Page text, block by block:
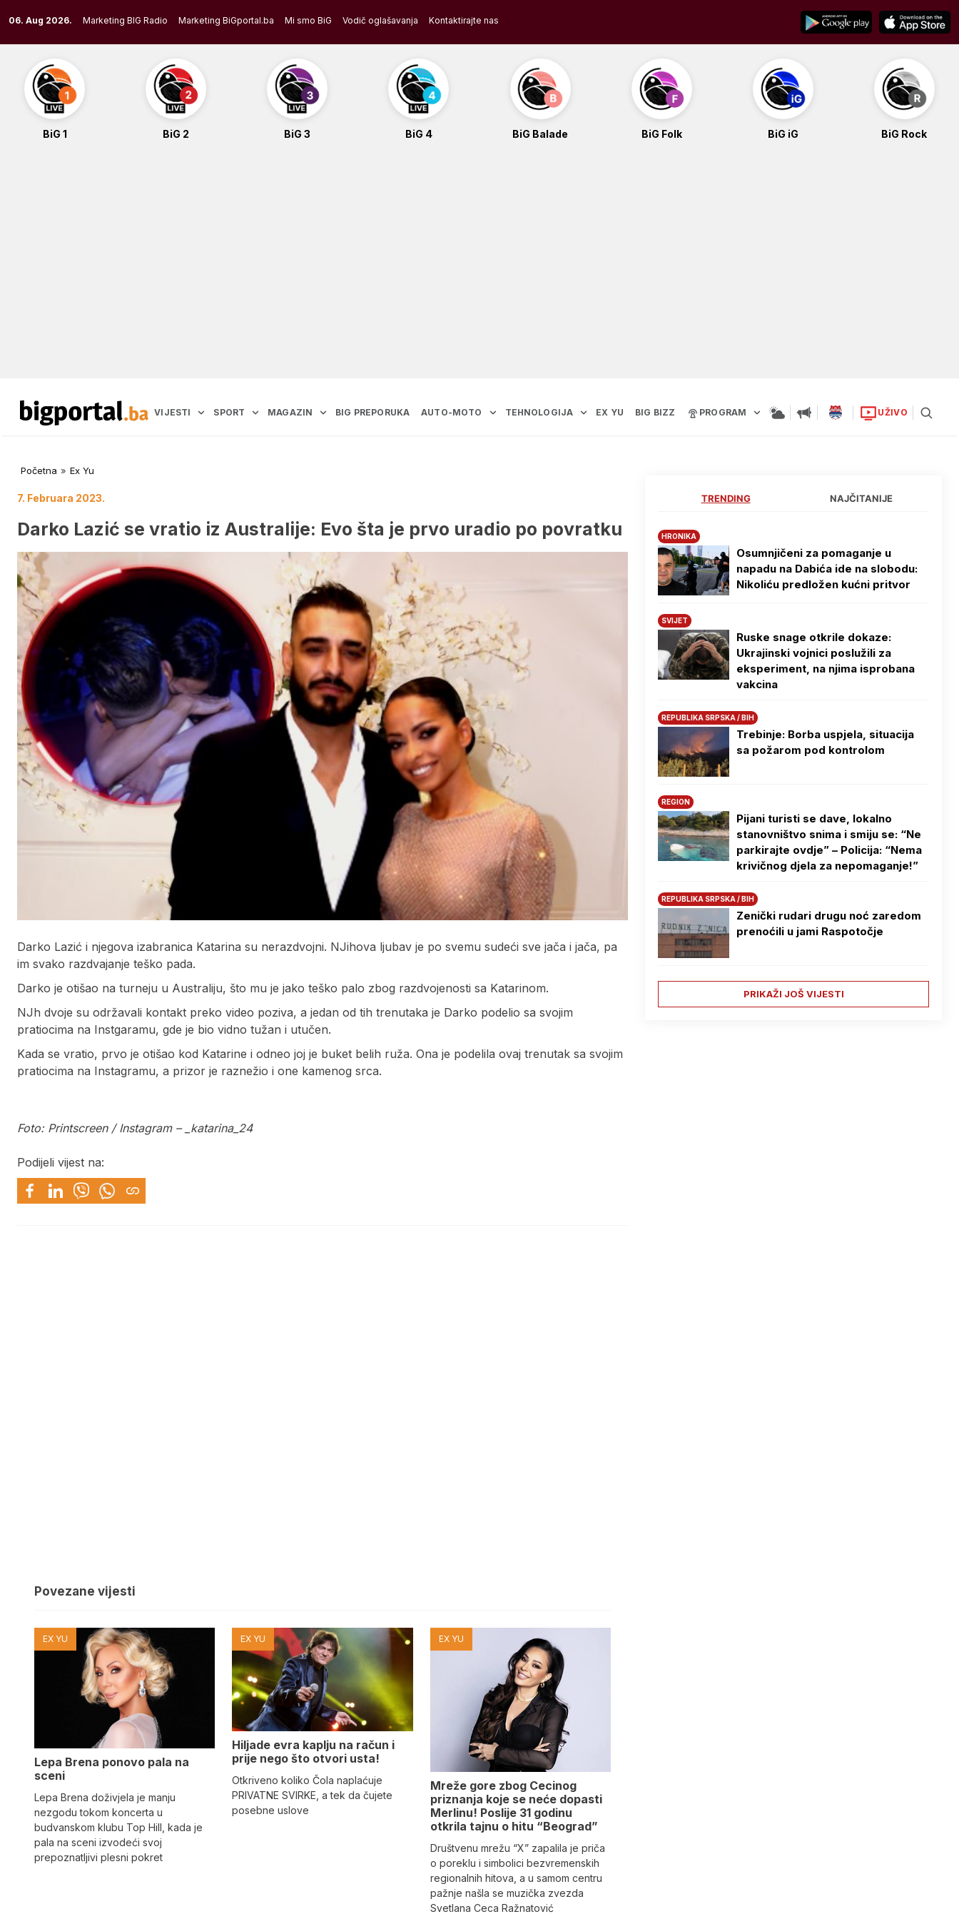
to
content
06. Aug 2026. Marketing BIG Radio Marketing BiGportal.ba Mi smo BiG Vodič oglašavanja Kontaktirajte nas
BiG 1 BiG 2 BiG 3 BiG 4 BiG Balade BiG Folk BiG iG BiG Rock
VIJESTI SPORT MAGAZIN BIG PREPORUKA AUTO-MOTO TEHNOLOGIJA EX YU BIG BIZZ PROGRAM UŽIVO
Početna » Ex Yu
7. Februara 2023.
Darko Lazić se vratio iz Australije: Evo šta je prvo uradio po povratku
Darko Lazić i njegova izabranica Katarina su nerazdvojni. NJihova ljubav je po svemu sudeći sve jača i jača, pa
im svako razdvajanje teško pada.
Darko je otišao na turneju u Australiju, što mu je jako teško palo zbog razdvojenosti sa Katarinom.
NJh dvoje su održavali kontakt preko video poziva, a jedan od tih trenutaka je Darko podelio sa svojim
pratiocima na Instgaramu, gde je bio vidno tužan i utučen.
Kada se vratio, prvo je otišao kod Katarine i odneo joj je buket belih ruža. Ona je podelila ovaj trenutak sa svojim
pratiocima na Instagramu, a prizor je raznežio i one kamenog srca.
Foto: Printscreen / Instagram – _katarina_24
Podijeli vijest na:
Povezane vijesti
EX YU
Lepa Brena ponovo pala na
sceni
Lepa Brena doživjela je manju
nezgodu tokom koncerta u
budvanskom klubu Top Hill, kada je
pala na sceni izvodeći svoj
prepoznatljivi plesni pokret
EX YU
Hiljade evra kaplju na račun i
prije nego što otvori usta!
Otkriveno koliko Čola naplaćuje
PRIVATNE SVIRKE, a tek da čujete
posebne uslove
EX YU
Mreže gore zbog Cecinog
priznanja koje se neće dopasti
Merlinu! Poslije 31 godinu
otkrila tajnu o hitu “Beograd”
Društvenu mrežu “X” zapalila je priča
o poreklu i simbolici bezvremenskih
regionalnih hitova, a u samom centru
pažnje našla se muzička zvezda
Svetlana Ceca Ražnatović
TRENDING NAJČITANIJE
HRONIKA
Osumnjičeni za pomaganje u
napadu na Dabića ide na slobodu:
Nikoliću predložen kućni pritvor
SVIJET
Ruske snage otkrile dokaze:
Ukrajinski vojnici poslužili za
eksperiment, na njima isprobana
vakcina
REPUBLIKA SRPSKA / BIH
Trebinje: Borba uspjela, situacija
sa požarom pod kontrolom
REGION
Pijani turisti se dave, lokalno
stanovništvo snima i smiju se: “Ne
parkirajte ovdje” – Policija: “Nema
krivičnog djela za nepomaganje!”
REPUBLIKA SRPSKA / BIH
Zenički rudari drugu noć zaredom
prenoćili u jami Raspotočje
PRIKAŽI JOŠ VIJESTI